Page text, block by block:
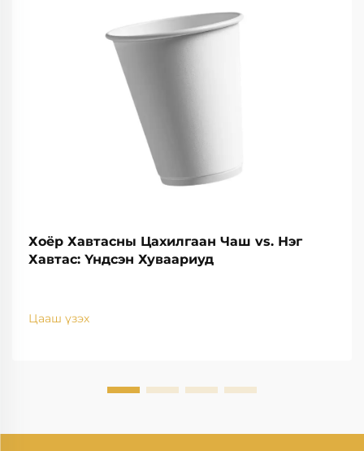
Хоёр Хавтасны Цахилгаан Чаш vs. Нэг
Хавтас: Үндсэн Хуваариуд
Цааш үзэх